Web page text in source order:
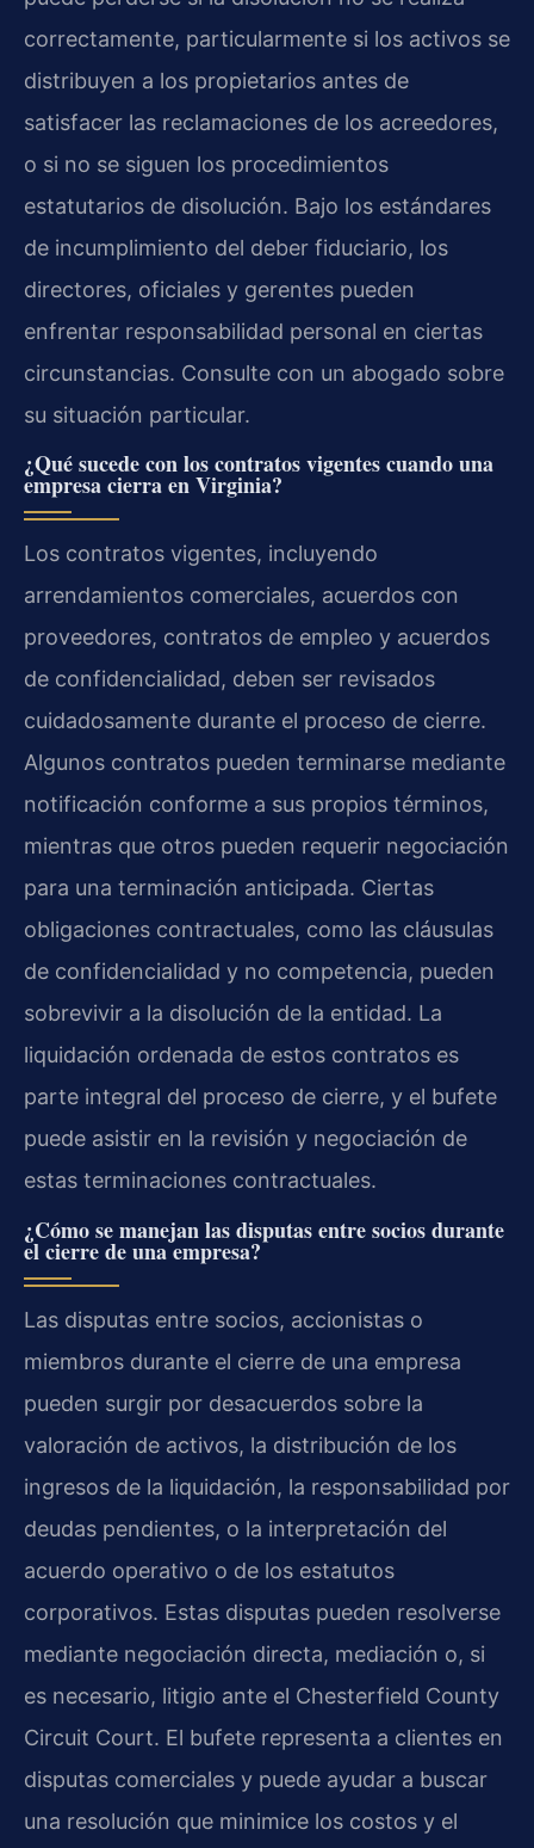
correctamente, particularmente si los activos se
distribuyen a los propietarios antes de
satisfacer las reclamaciones de los acreedores,
o si no se siguen los procedimientos
estatutarios de disolución. Bajo los estándares
de incumplimiento del deber fiduciario, los
directores, oficiales y gerentes pueden
enfrentar responsabilidad personal en ciertas
circunstancias. Consulte con un abogado sobre
su situación particular.
¿Qué sucede con los contratos vigentes cuando una
empresa cierra en Virginia?
Los contratos vigentes, incluyendo
arrendamientos comerciales, acuerdos con
proveedores, contratos de empleo y acuerdos
de confidencialidad, deben ser revisados
cuidadosamente durante el proceso de cierre.
Algunos contratos pueden terminarse mediante
notificación conforme a sus propios términos,
mientras que otros pueden requerir negociación
para una terminación anticipada. Ciertas
obligaciones contractuales, como las cláusulas
de confidencialidad y no competencia, pueden
sobrevivir a la disolución de la entidad. La
liquidación ordenada de estos contratos es
parte integral del proceso de cierre, y el bufete
puede asistir en la revisión y negociación de
estas terminaciones contractuales.
¿Cómo se manejan las disputas entre socios durante
el cierre de una empresa?
Las disputas entre socios, accionistas o
miembros durante el cierre de una empresa
pueden surgir por desacuerdos sobre la
valoración de activos, la distribución de los
ingresos de la liquidación, la responsabilidad por
deudas pendientes, o la interpretación del
acuerdo operativo o de los estatutos
corporativos. Estas disputas pueden resolverse
mediante negociación directa, mediación o, si
es necesario, litigio ante el Chesterfield County
Circuit Court. El bufete representa a clientes en
disputas comerciales y puede ayudar a buscar
una resolución que minimice los costos y el